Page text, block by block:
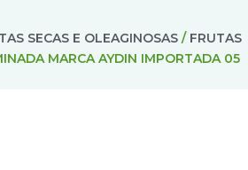
SECAS E OLEAGINOSAS / FRUTAS
MARCA AYDIN IMPORTADA 05